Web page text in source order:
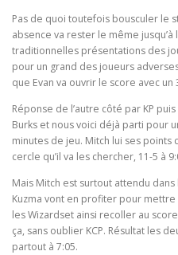
Pas de quoi toutefois bousculer le
absence va rester le même
traditionnelles présentations des
pour un grand des joueurs
que Evan va ouvrir le score avec un
Réponse de l’autre côté par KP
Burks et nous voici déjà parti pour
minutes de jeu. Mitch lui ses points
cercle qu’il va les chercher, 11-5 à
Mais Mitch est surtout attendu
Kuzma vont en profiter pour
les Wizardset ainsi recoller au
ça, sans oublier KCP. Résultat les
partout à 7:05.